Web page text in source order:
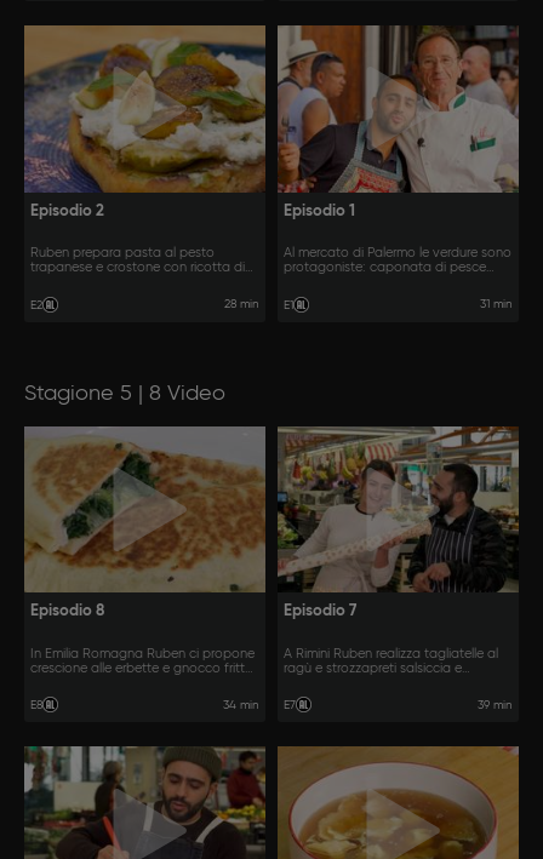
Episodio 2
Ruben prepara pasta al pesto
trapanese e crostone con ricotta di
E2 28 min
Episodio 1
Al mercato di Palermo le verdure sono
protagoniste: caponata di pesce
E1 31 min
Stagione 5 | 8 Video
Episodio 8
In Emilia Romagna Ruben ci propone
crescione alle erbette e gnocco fritto
E8 34 min
Episodio 7
A Rimini Ruben realizza tagliatelle al
ragù e strozzapreti salsiccia e
E7 39 min